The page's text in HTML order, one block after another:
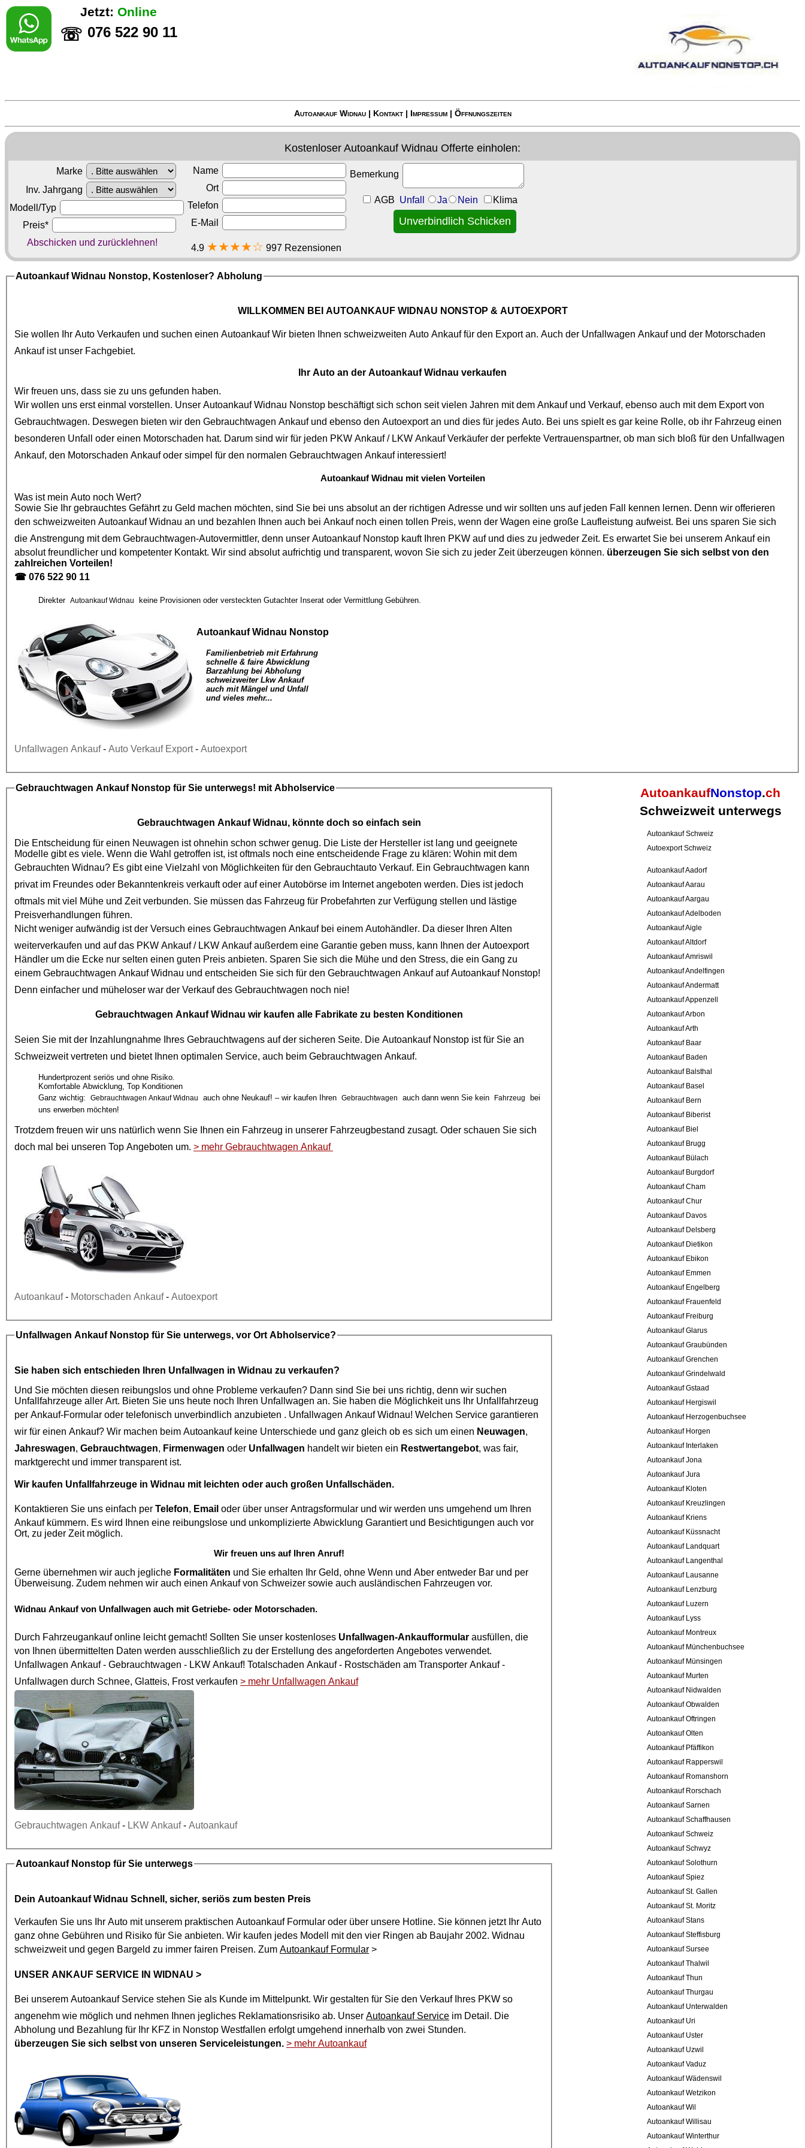
Jetzt: Online
☏ 076 522 90 11
Autoankauf Widnau| Kontakt| Impressum| Öffnungszeiten
Kostenloser Autoankauf Widnau Offerte einholen:
Marke
Inv. Jahrgang
Modell/Typ
Preis*
Name
Ort
Telefon
E-Mail
Bemerkung
AGB Unfall Ja Nein Klima
Abschicken und zurücklehnen!
4.9 ★★★★☆ 997 Rezensionen
Autoankauf Widnau Nonstop, Kostenloser? Abholung
WILLKOMMEN BEI AUTOANKAUF WIDNAU NONSTOP & AUTOEXPORT
Sie wollen Ihr Auto Verkaufen und suchen einen Autoankauf Wir bieten Ihnen schweizweiten Auto Ankauf für den Export an. Auch der Unfallwagen Ankaufund der Motorschaden
Ankaufist unser Fachgebiet.
Ihr Auto an der Autoankauf Widnau verkaufen
Wir freuen uns, dass sie zu uns gefunden haben.
Wir wollen uns erst einmal vorstellen. Unser Autoankauf Widnau Nonstop
beschäftigt sich schon seit vielen Jahren mit dem Ankauf und Verkauf, ebenso auch mit dem Export von
Gebrauchtwagen. Deswegen bieten wir den Gebrauchtwagen Ankaufund ebenso den Autoexportan und dies für jedes Auto. Bei uns spielt es gar keine Rolle, ob ihr Fahrzeug einen
besonderen Unfall oder einen Motorschaden hat. Darum sind wir für jeden PKW Ankauf/ LKW AnkaufVerkäufer der perfekte Vertrauenspartner, ob man sich bloß für den Unfallwagen
Ankauf, den Motorschaden Ankaufoder simpel für den normalen Gebrauchtwagen Ankaufinteressiert!
Autoankauf Widnau mit vielen Vorteilen
Was ist mein Auto noch Wert?
Sowie Sie Ihr gebrauchtes Gefährt zu Geld machen möchten, sind Sie bei uns absolut an der richtigen Adresse und wir sollten uns auf jeden Fall kennen lernen. Denn wir offerieren
den schweizweiten Autoankauf Widnau an und bezahlen Ihnen auch bei Ankauf noch einen tollen Preis, wenn der Wagen eine große Laufleistung aufweist. Bei uns sparen Sie sich
die Anstrengung mit dem Gebrauchtwagen-Autovermittler, denn unser AutoankaufNonstop kauft Ihren PKW auf und dies zu jedweder Zeit. Es erwartet Sie bei unserem Ankauf ein
absolut freundlicher und kompetenter Kontakt. Wir sind absolut aufrichtig und transparent, wovon Sie sich zu jeder Zeit überzeugen können. überzeugen Sie sich selbst von den
zahlreichen Vorteilen!
☎ 076 522 90 11
Direkter Autoankauf Widnau keine Provisionen oder versteckten Gutachter Inserat oder Vermittlung Gebühren.
Autoankauf Widnau Nonstop
Familienbetrieb mit Erfahrung
schnelle & faire Abwicklung
Barzahlung bei Abholung
schweizweiter Lkw Ankauf
auch mit Mängel und Unfall
und vieles mehr...
Unfallwagen Ankauf- Auto Verkauf Export- Autoexport
AutoankaufNonstop.ch
Schweizweit unterwegs
Autoankauf Schweiz
Autoexport Schweiz
Autoankauf Aadorf
Autoankauf Aarau
Autoankauf Aargau
Autoankauf Adelboden
Autoankauf Aigle
Autoankauf Altdorf
Autoankauf Amriswil
Autoankauf Andelfingen
Autoankauf Andermatt
Autoankauf Appenzell
Autoankauf Arbon
Autoankauf Arth
Autoankauf Baar
Autoankauf Baden
Autoankauf Balsthal
Autoankauf Basel
Autoankauf Bern
Autoankauf Biberist
Autoankauf Biel
Autoankauf Brugg
Autoankauf Bülach
Autoankauf Burgdorf
Autoankauf Cham
Autoankauf Chur
Autoankauf Davos
Autoankauf Delsberg
Autoankauf Dietikon
Autoankauf Ebikon
Autoankauf Emmen
Autoankauf Engelberg
Autoankauf Frauenfeld
Autoankauf Freiburg
Autoankauf Glarus
Autoankauf Graubünden
Autoankauf Grenchen
Autoankauf Grindelwald
Autoankauf Gstaad
Autoankauf Hergiswil
Autoankauf Herzogenbuchsee
Autoankauf Horgen
Autoankauf Interlaken
Autoankauf Jona
Autoankauf Jura
Autoankauf Kloten
Autoankauf Kreuzlingen
Autoankauf Kriens
Autoankauf Küssnacht
Autoankauf Landquart
Autoankauf Langenthal
Autoankauf Lausanne
Autoankauf Lenzburg
Autoankauf Luzern
Autoankauf Lyss
Autoankauf Montreux
Autoankauf Münchenbuchsee
Autoankauf Münsingen
Autoankauf Murten
Autoankauf Nidwalden
Autoankauf Obwalden
Autoankauf Oftringen
Autoankauf Olten
Autoankauf Pfäffikon
Autoankauf Rapperswil
Autoankauf Romanshorn
Autoankauf Rorschach
Autoankauf Sarnen
Autoankauf Schaffhausen
Autoankauf Schweiz
Autoankauf Schwyz
Autoankauf Solothurn
Autoankauf Spiez
Autoankauf St. Gallen
Autoankauf St. Moritz
Autoankauf Stans
Autoankauf Steffisburg
Autoankauf Sursee
Autoankauf Thalwil
Autoankauf Thun
Autoankauf Thurgau
Autoankauf Unterwalden
Autoankauf Uri
Autoankauf Uster
Autoankauf Uzwil
Autoankauf Vaduz
Autoankauf Wädenswil
Autoankauf Wetzikon
Autoankauf Wil
Autoankauf Willisau
Autoankauf Winterthur
Gebrauchtwagen AnkaufNonstop für Sie unterwegs! mit Abholservice
Gebrauchtwagen Ankauf Widnau, könnte doch so einfach sein
Die Entscheidung für einen Neuwagen ist ohnehin schon schwer genug. Die Liste der Hersteller ist lang und geeignete
Modelle gibt es viele. Wenn die Wahl getroffen ist, ist oftmals noch eine entscheidende Frage zu klären: Wohin mit dem
Gebrauchten Widnau? Es gibt eine Vielzahl von Möglichkeiten für den Gebrauchtauto Verkauf. Ein Gebrauchtwagen kann
privat im Freundes oder Bekanntenkreis verkauft oder auf einer Autobörse im Internet angeboten werden. Dies ist jedoch
oftmals mit viel Mühe und Zeit verbunden. Sie müssen das Fahrzeug für Probefahrten zur Verfügung stellen und lästige
Preisverhandlungen führen.
Nicht weniger aufwändig ist der Versuch eines Gebrauchtwagen Ankaufbei einem Autohändler. Da dieser Ihren Alten
weiterverkaufen und auf das PKW Ankauf/ LKW Ankaufaußerdem eine Garantie geben muss, kann Ihnen der Autoexport
Händler um die Ecke nur selten einen guten Preis anbieten. Sparen Sie sich die Mühe und den Stress, die ein Gang zu
einem Gebrauchtwagen Ankauf Widnau und entscheiden Sie sich für den Gebrauchtwagen AnkaufaufAutoankaufNonstop!
Denn einfacher und müheloser war der Verkauf des Gebrauchtwagen noch nie!
Gebrauchtwagen Ankauf Widnau wir kaufen alle Fabrikate zu besten Konditionen
Seien Sie mit der Inzahlungnahme Ihres Gebrauchtwagens auf der sicheren Seite. Die AutoankaufNonstop ist für Sie an
Schweizweit vertreten und bietet Ihnen optimalen Service, auch beim Gebrauchtwagen Ankauf.
Hundertprozent seriös und ohne Risiko.
Komfortable Abwicklung, Top Konditionen
Ganz wichtig:
Gebrauchtwagen Ankauf Widnau auch ohne Neukauf! – wir kaufen Ihren Gebrauchtwagen auch dann wenn Sie kein Fahrzeug
bei
uns erwerben möchten!
Trotzdem freuen wir uns natürlich wenn Sie Ihnen ein Fahrzeug in unserer Fahrzeugbestand zusagt. Oder schauen Sie sich
doch mal bei unseren Top Angeboten um. > mehr Gebrauchtwagen Ankauf
Autoankauf- Motorschaden Ankauf- Autoexport
Unfallwagen AnkaufNonstop für Sie unterwegs, vor Ort Abholservice?
Sie haben sich entschieden Ihren Unfallwagen in Widnau zu verkaufen?
Und Sie möchten diesen reibungslos und ohne Probleme verkaufen? Dann sind Sie bei uns richtig, denn wir suchen
Unfallfahrzeuge aller Art. Bieten Sie uns heute noch Ihren Unfallwagen an. Sie haben die Möglichkeit uns Ihr Unfallfahrzeug
per Ankauf-Formular oder telefonisch unverbindlich anzubieten . Unfallwagen Ankauf Widnau! Welchen Service garantieren
wir für einen Ankauf? Wir machen beim Autoankauf keine Unterschiede und ganz gleich ob es sich um einen Neuwagen,
Jahreswagen, Gebrauchtwagen, Firmenwagen oder Unfallwagen handelt wir bieten ein Restwertangebot, was fair,
marktgerecht und immer transparent ist.
Wir kaufen Unfallfahrzeuge in Widnau mit leichten oder auch großen Unfallschäden.
Kontaktieren Sie uns einfach per Telefon, Email oder über unser Antragsformular und wir werden uns umgehend um Ihren
Ankauf kümmern. Es wird Ihnen eine reibungslose und unkomplizierte Abwicklung Garantiert und Besichtigungen auch vor
Ort, zu jeder Zeit möglich.
Wir freuen uns auf Ihren Anruf!
Gerne übernehmen wir auch jegliche Formalitäten und Sie erhalten Ihr Geld, ohne Wenn und Aber entweder Bar und per
Überweisung. Zudem nehmen wir auch einen Ankauf von Schweizer sowie auch ausländischen Fahrzeugen vor.
Widnau Ankauf von Unfallwagen auch mit Getriebe- oder Motorschaden.
Durch Fahrzeugankauf online leicht gemacht! Sollten Sie unser kostenloses Unfallwagen-Ankaufformular ausfüllen, die
von Ihnen übermittelten Daten werden ausschließlich zu der Erstellung des angeforderten Angebotes verwendet.
Unfallwagen Ankauf- Gebrauchtwagen - LKW Ankauf ! Totalschaden Ankauf - Rostschäden am Transporter Ankauf -
Unfallwagen durch Schnee, Glatteis, Frost verkaufen > mehr Unfallwagen Ankauf
Gebrauchtwagen Ankauf- LKW Ankauf- Autoankauf
AutoankaufNonstop für Sie unterwegs
Dein Autoankauf Widnau Schnell, sicher, seriös zum besten Preis
Verkaufen Sie uns Ihr Auto mit unserem praktischen AutoankaufFormular oder über unsere Hotline. Sie können jetzt Ihr Auto
ganz ohne Gebühren und Risiko für Sie anbieten. Wir kaufen jedes Modell mit den vier Ringen ab Baujahr 2002. Widnau
schweizweit und gegen Bargeld zu immer fairen Preisen. Zum Autoankauf Formular >
UNSER ANKAUF SERVICE IN WIDNAU >
Bei unserem AutoankaufService stehen Sie als Kunde im Mittelpunkt. Wir gestalten für Sie den Verkauf Ihres PKW so
angenehm wie möglich und nehmen Ihnen jegliches Reklamationsrisiko ab. Unser Autoankauf Service im Detail. Die
Abholung und Bezahlung für Ihr KFZ in Nonstop Westfallen erfolgt umgehend innerhalb von zwei Stunden.
überzeugen Sie sich selbst von unseren Serviceleistungen. > mehr Autoankauf